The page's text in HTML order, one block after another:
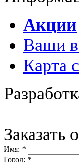
Акции
Ваши
Карта
Заказать
Имя: *
Город: *